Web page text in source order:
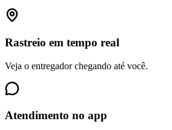
Rastreio em tempo real
Veja o entregador chegando até você.
Atendimento no app